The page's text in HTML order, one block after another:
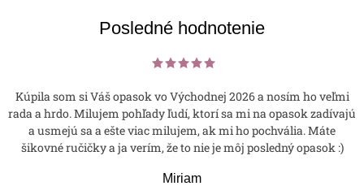
Posledné hodnotenie
Kúpila som si Váš opasok vo Východnej 2026 a nosím ho veľmi
rada a hrdo. Milujem pohľady ľudí, ktorí sa mi na opasok zadívajú
a usmejú sa a ešte viac milujem, ak mi ho pochvália. Máte
šikovné ručičky a ja verím, že to nie je môj posledný opasok :)
Miriam